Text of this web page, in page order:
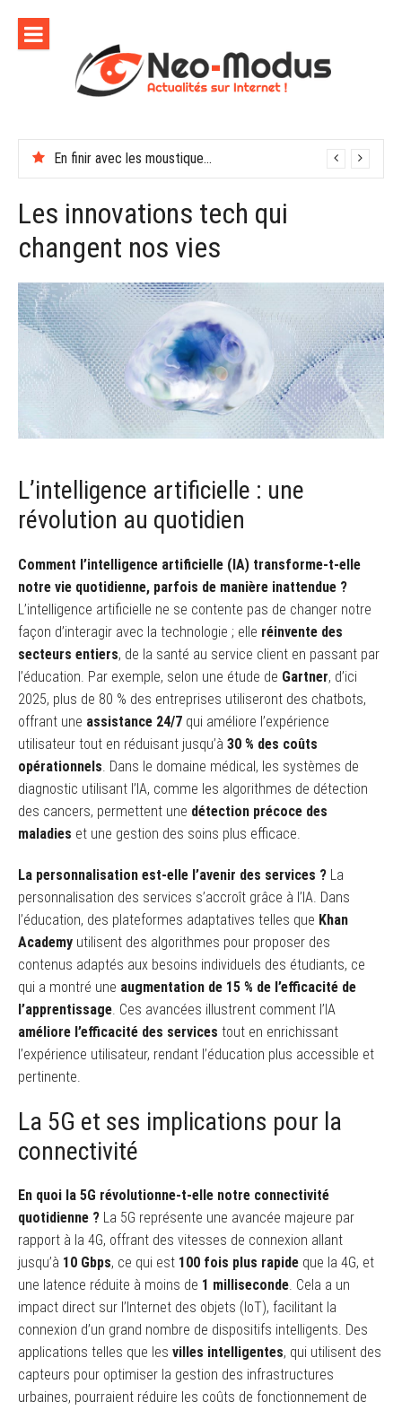
contenu
En finir avec les moustiques cet été
Les innovations tech qui
changent nos vies
L’intelligence artificielle : une
révolution au quotidien
Comment l’intelligence artificielle (IA) transforme-t-elle
notre vie quotidienne, parfois de manière inattendue ?
L’intelligence artificielle ne se contente pas de changer notre
façon d’interagir avec la technologie ; elle réinvente des
secteurs entiers, de la santé au service client en passant par
l’éducation. Par exemple, selon une étude de Gartner, d’ici
2025, plus de 80 % des entreprises utiliseront des chatbots,
offrant une assistance 24/7 qui améliore l’expérience
utilisateur tout en réduisant jusqu’à 30 % des coûts
opérationnels. Dans le domaine médical, les systèmes de
diagnostic utilisant l’IA, comme les algorithmes de détection
des cancers, permettent une détection précoce des
maladies et une gestion des soins plus efficace.
La personnalisation est-elle l’avenir des services ? La
personnalisation des services s’accroît grâce à l’IA. Dans
l’éducation, des plateformes adaptatives telles que Khan
Academy utilisent des algorithmes pour proposer des
contenus adaptés aux besoins individuels des étudiants, ce
qui a montré une augmentation de 15 % de l’efficacité de
l’apprentissage. Ces avancées illustrent comment l’IA
améliore l’efficacité des services tout en enrichissant
l’expérience utilisateur, rendant l’éducation plus accessible et
pertinente.
La 5G et ses implications pour la
connectivité
En quoi la 5G révolutionne-t-elle notre connectivité
quotidienne ? La 5G représente une avancée majeure par
rapport à la 4G, offrant des vitesses de connexion allant
jusqu’à 10 Gbps, ce qui est 100 fois plus rapide que la 4G, et
une latence réduite à moins de 1 milliseconde. Cela a un
impact direct sur l’Internet des objets (IoT), facilitant la
connexion d’un grand nombre de dispositifs intelligents. Des
applications telles que les villes intelligentes, qui utilisent des
capteurs pour optimiser la gestion des infrastructures
urbaines, pourraient réduire les coûts de fonctionnement de